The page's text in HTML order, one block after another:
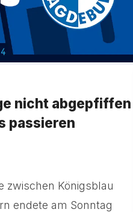
nicht abgepfiffen
passieren
zwischen Königsblau
endete am Sonntag